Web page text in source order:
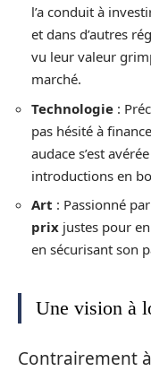
l’a conduit à
et dans d’autres
vu leur valeur
marché.
Technologie :
pas hésité à
audace s’est
introductions en
Art : Passionné
prix justes pour
en sécurisant son
Une vision à
Contrairement